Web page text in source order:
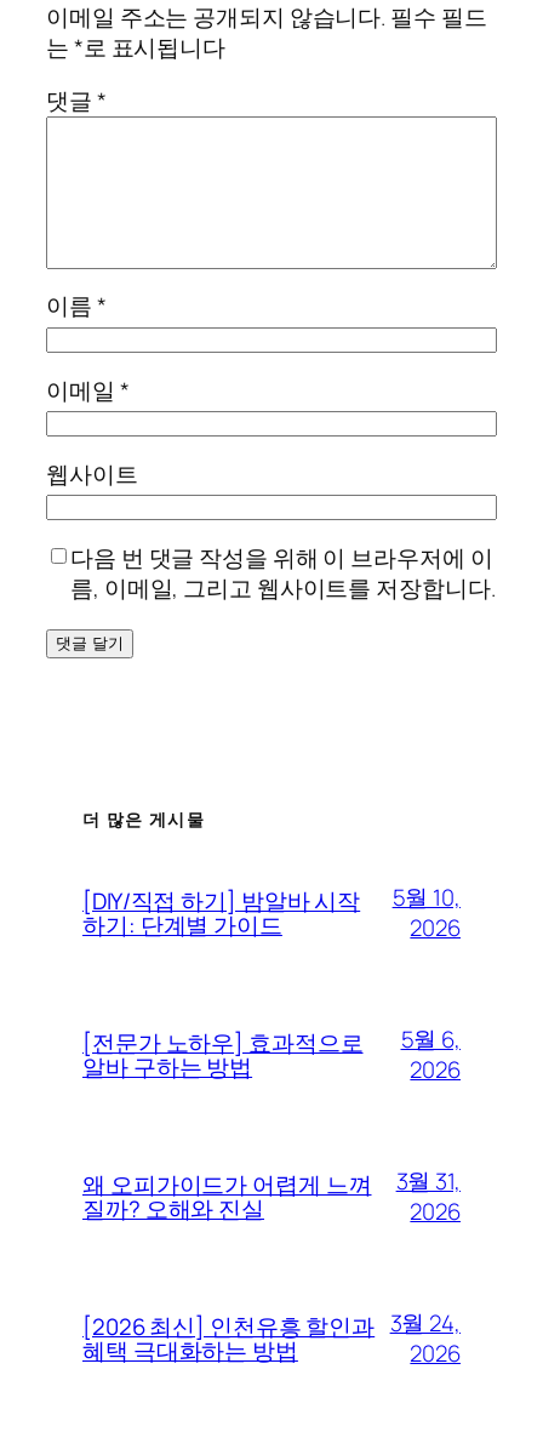
이메일 주소는 공개되지 않습니다. 필수 필드
는*로 표시됩니다
댓글*
이름*
이메일 *
웹사이트
다음 번 댓글 작성을 위해 이 브라우저에 이
름, 이메일, 그리고 웹사이트를 저장합니다.
더 많은 게시물
[DIY/직접 하기] 밤알바 시작
하기: 단계별 가이드
5월 10,
2026
[전문가 노하우] 효과적으로
알바 구하는 방법
5월 6,
2026
왜 오피가이드가 어렵게 느껴
질까? 오해와 진실
3월 31,
2026
[2026 최신] 인천유흥 할인과
혜택 극대화하는 방법
3월 24,
2026